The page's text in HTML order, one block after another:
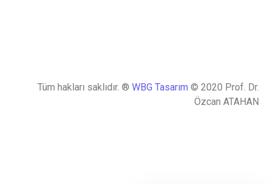
Tüm hakları saklıdır. ® WBG Tasarım © 2020 Prof. Dr.
Özcan ATAHAN